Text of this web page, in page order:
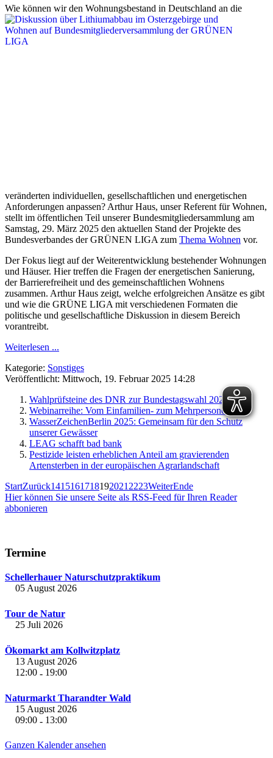
Wie können wir den Wohnungsbestand in Deutschland an die
veränderten individuellen, gesellschaftlichen und energetischen
Anforderungen anpassen? Arthur Haus, unser Referent für Wohnen,
stellt im öffentlichen Teil unserer Bundesmitgliedersammlung am
Samstag, 29. März 2025 den aktuellen Stand der Projekte des
Bundesverbandes der GRÜNEN LIGA zum Thema Wohnen vor.
Der Fokus liegt auf der Weiterentwicklung bestehender Wohnungen
und Häuser. Hier treffen die Fragen der energetischen Sanierung,
der Barrierefreiheit und des gemeinschaftlichen Wohnens
zusammen. Arthur Haus zeigt, welche erfolgreichen Ansätze es gibt
und wie die GRÜNE LIGA mit verschiedenen Formaten die
politische und gesellschaftliche Diskussion in diesem Bereich
vorantreibt.
Weiterlesen ...
Kategorie: Sonstiges
Veröffentlicht: Mittwoch, 19. Februar 2025 14:28
Wahlprüfsteine des DNR zur Bundestagswahl 2025
Webinarreihe: Vom Einfamilien- zum Mehrpersonenhaus
WasserZeichenBerlin 2025: Gemeinsam für den Schutz
unserer Gewässer
LEAG schafft bad bank
Pestizide leisten erheblichen Anteil am gravierenden
Artensterben in der europäischen Agrarlandschaft
StartZurück1415161718192021 2223WeiterEnde
Hier können Sie unsere Seite als RSS-Feed für Ihren Reader
abbonieren
Termine
Schellerhauer Naturschutzpraktikum
05 August 2026
Tour de Natur
25 Juli 2026
Ökomarkt am Kollwitzplatz
13 August 2026
12:00 - 19:00
Naturmarkt Tharandter Wald
15 August 2026
09:00 - 13:00
Ganzen Kalender ansehen